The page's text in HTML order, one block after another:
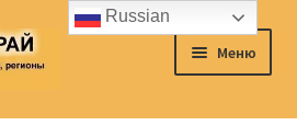
Меню
Russian